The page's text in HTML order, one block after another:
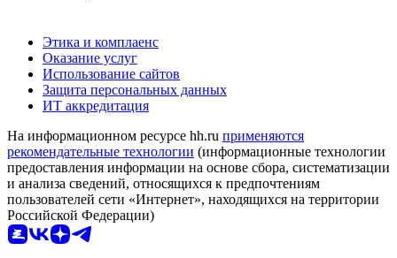
Этика и комплаенс
Оказание услуг
Использование сайтов
Защита персональных данных
ИТ аккредитация
На информационном ресурсе hh.ru применяются
рекомендательные технологии (информационные технологии
предоставления информации на основе сбора, систематизации
и анализа сведений, относящихся к предпочтениям
пользователей сети «Интернет», находящихся на территории
Российской Федерации)